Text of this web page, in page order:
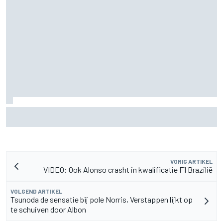
VORIG ARTIKEL
VIDEO: Ook Alonso crasht in kwalificatie F1 Brazilië
VOLGEND ARTIKEL
Tsunoda de sensatie bij pole Norris, Verstappen lijkt op
te schuiven door Albon